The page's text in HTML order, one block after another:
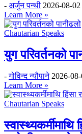
- अर्जुन पन्थी 2026-08-02
Learn More »
Chautarian Speaks
युग परिवर्तनको
-गोविन्द न्यौपाने 2026-08-
Learn More »
Chautarian Speaks